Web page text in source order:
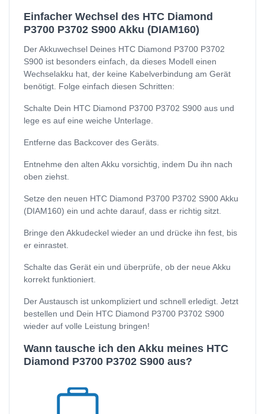
Einfacher Wechsel des HTC Diamond
P3700 P3702 S900 Akku (DIAM160)
Der Akkuwechsel Deines HTC Diamond P3700 P3702
S900 ist besonders einfach, da dieses Modell einen
Wechselakku hat, der keine Kabelverbindung am Gerät
benötigt. Folge einfach diesen Schritten:
Schalte Dein HTC Diamond P3700 P3702 S900 aus und
lege es auf eine weiche Unterlage.
Entferne das Backcover des Geräts.
Entnehme den alten Akku vorsichtig, indem Du ihn nach
oben ziehst.
Setze den neuen HTC Diamond P3700 P3702 S900 Akku
(DIAM160) ein und achte darauf, dass er richtig sitzt.
Bringe den Akkudeckel wieder an und drücke ihn fest, bis
er einrastet.
Schalte das Gerät ein und überprüfe, ob der neue Akku
korrekt funktioniert.
Der Austausch ist unkompliziert und schnell erledigt. Jetzt
bestellen und Dein HTC Diamond P3700 P3702 S900
wieder auf volle Leistung bringen!
Wann tausche ich den Akku meines HTC
Diamond P3700 P3702 S900 aus?